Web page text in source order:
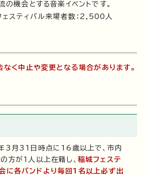
の機会とする音楽イベントです。
スティバル来場者数：2,500人
く中止や変更となる場合があります。
3月31日時点に16歳以上で、市内
方が1人以上在籍し、 稲城フェステ
に各バンドより毎回1名以上必ず出